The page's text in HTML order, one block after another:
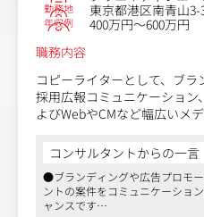
勤務地 東京都港区南青山
年収例
400万円～600万円
職務内容
コピーライターとして、ブラ
採用広報コミュニケーショ
よびWebやCMなど幅広いメ
担当いただきます。
またコピー制作に加え、企
ィレクションにも関与する
コンサルタントからの一言
●ブランディングや広告プロモ
ントの案件をコミュニケーショ
ャンスです